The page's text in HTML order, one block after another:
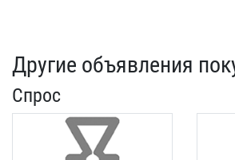
Другие объявления
Спрос